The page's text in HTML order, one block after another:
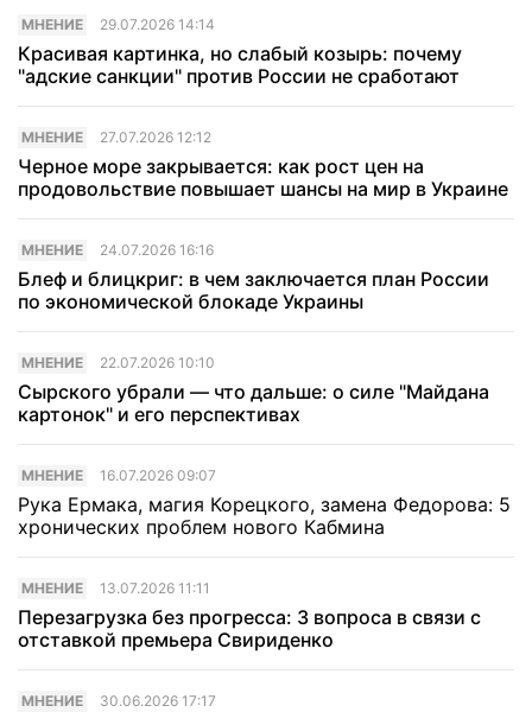
МНЕНИЕ 29.07.2026 14:14
Красивая картинка, но слабый козырь: почему
"адские санкции" против России не сработают
МНЕНИЕ 27.07.2026 12:12
Черное море закрывается: как рост цен на
продовольствие повышает шансы на мир в Украине
МНЕНИЕ 24.07.2026 16:16
Блеф и блицкриг: в чем заключается план России
по экономической блокаде Украины
МНЕНИЕ 22.07.2026 10:10
Сырского убрали — что дальше: о силе "Майдана
картонок" и его перспективах
МНЕНИЕ 16.07.2026 09:07
Рука Ермака, магия Корецкого, замена Федорова: 5
хронических проблем нового Кабмина
МНЕНИЕ 13.07.2026 11:11
Перезагрузка без прогресса: 3 вопроса в связи с
отставкой премьера Свириденко
МНЕНИЕ 30.06.2026 17:17